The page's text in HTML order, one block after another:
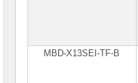
Серверные
MBD-X13SEI-TF-B